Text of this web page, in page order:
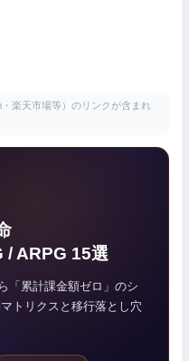
楽天市場等）のリンクが含まれ
/ ARPG 15選
「累計課金額ゼロ」のシ
トリクスと移行落とし穴